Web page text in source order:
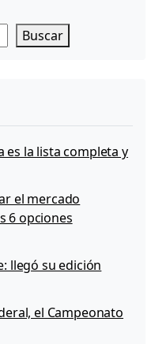
s
e
i
i
a
c
n
l
Buscar
es la lista completa y
el mercado
6 opciones
llegó su edición
el Campeonato